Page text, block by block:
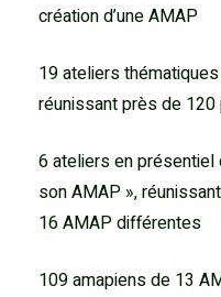
création d’une AMAP
19 ateliers
réunissant près de
6 ateliers en présentiel
son AMAP »,
16 AMAP différentes
109 amapiens de 13